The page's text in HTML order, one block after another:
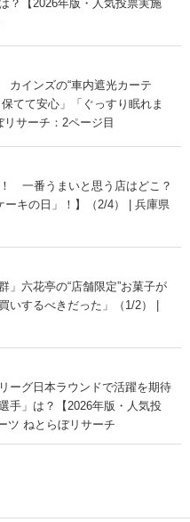
？【2026年版・人気投票実施
カインズの“車内遮光カーテ
てて安心」「ぐっすり眠れま
サーチ：2ページ目
一番うまいと思う店はどこ？
ーキの日」！】（2/4） | 兵庫県
」六花亭の“店舗限定”お菓子が
するべきだった」（1/2） |
ーグ日本ラウンドで活躍を期待
手」は？【2026年版・人気投
ツ ねとらぼリサーチ